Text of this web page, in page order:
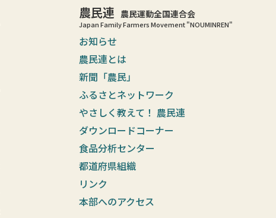
農民連 農民運動全国連合会
Japan Family Farmers Movement "NOUMINREN"
お知らせ
農民連とは
新聞「農民」
ふるさとネットワーク
やさしく教えて！ 農民連
ダウンロードコーナー
食品分析センター
都道府県組織
リンク
本部へのアクセス